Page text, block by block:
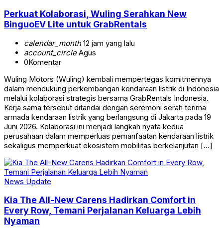
Perkuat Kolaborasi, Wuling Serahkan New
BinguoEV Lite untuk GrabRentals
calendar_month12 jam yang lalu
account_circleAgus
0Komentar
Wuling Motors (Wuling) kembali mempertegas komitmennya
dalam mendukung perkembangan kendaraan listrik di Indonesia
melalui kolaborasi strategis bersama GrabRentals Indonesia.
Kerja sama tersebut ditandai dengan seremoni serah terima
armada kendaraan listrik yang berlangsung di Jakarta pada 19
Juni 2026. Kolaborasi ini menjadi langkah nyata kedua
perusahaan dalam memperluas pemanfaatan kendaraan listrik
sekaligus memperkuat ekosistem mobilitas berkelanjutan […]
News Update
Kia The All-New Carens Hadirkan Comfort in
Every Row, Temani Perjalanan Keluarga Lebih
Nyaman